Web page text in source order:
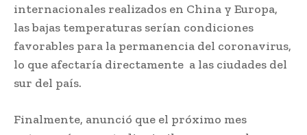
internacionales realizados en China y Europa,
las bajas temperaturas serían condiciones
favorables para la permanencia del coronavirus,
lo que afectaría directamente a las ciudades del
sur del país.
Finalmente, anunció que el próximo mes